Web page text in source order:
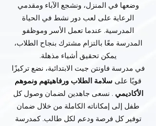
وضعها في المنزل، ونشجع الآباء ومقدمي
الرعاية على لعب دور نشط في الحياة
المدرسية. عندما تعمل الأسر وموظفو
المدرسة معًا بالتزام مشترك بنجاح الطلاب،
يمكن تحقيق أشياء مذهلة.
في مدرسة فاونتن جيت الابتدائية، نضع تركيزًا
قويًا على سلامة الطلاب ورفاهيتهم ونموهم
الأكاديمي . نسعى جاهدين لضمان وصول كل
طفل إلى إمكاناته الكاملة من خلال ضمان
توفير كل فرصة ودعم لكل طالب. كمدرسة